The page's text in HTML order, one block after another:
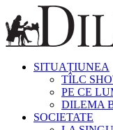
SITUAȚIUNEA
TÎLC
PE CE
DILEMA
SOCIETATE